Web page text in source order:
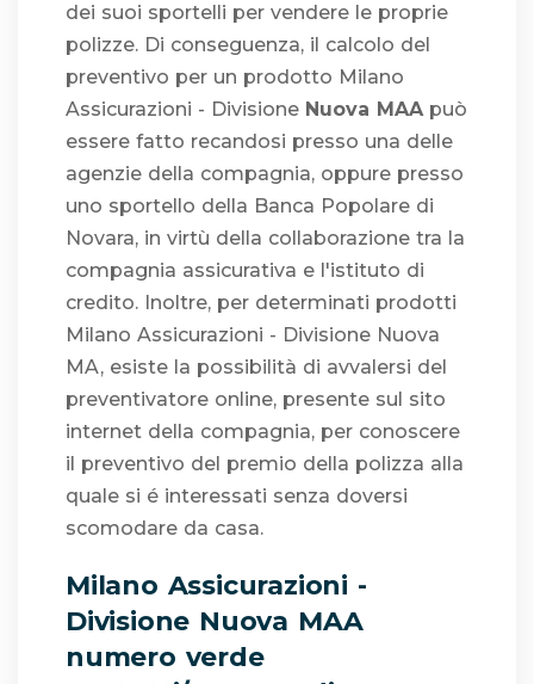
dei suoi sportelli per vendere le proprie
polizze. Di conseguenza, il calcolo del
preventivo per un prodotto Milano
Assicurazioni - Divisione Nuova MAApuò
essere fatto recandosi presso una delle
agenzie della compagnia, oppure presso
uno sportello della Banca Popolare di
Novara, in virtù della collaborazione tra la
compagnia assicurativa e l'istituto di
credito. Inoltre, per determinati prodotti
Milano Assicurazioni - Divisione Nuova
MA, esiste la possibilità di avvalersi del
preventivatore online, presente sul sito
internet della compagnia, per conoscere
il preventivo del premio della polizza alla
quale si é interessati senza doversi
scomodare da casa.
Milano Assicurazioni -
Divisione Nuova MAA
numero verde